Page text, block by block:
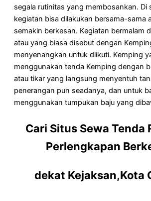
segala rutinitas yang membosankan. Di
kegiatan bisa dilakukan bersama-sama
semakin berkesan. Kegiatan bermalam
atau yang biasa disebut dengan
menyenangkan untuk diikuti. Kemping
menggunakan tenda Kemping dengan
atau tikar yang langsung menyentuh
penerangan pun seadanya, dan untuk
menggunakan tumpukan baju yang
Cari Situs Sewa Tenda
Perlengkapan
dekat Kejaksan,Kota